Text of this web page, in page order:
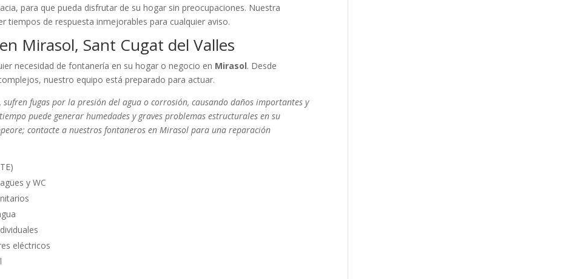
para que pueda disfrutar de su hogar sin preocupaciones. Nuestra
tiempos de respuesta inmejorables para cualquier aviso.
Mirasol, Sant Cugat del Valles
necesidad de fontanería en su hogar o negocio en Mirasol. Desde
nuestro equipo está preparado para actuar.
fugas por la presión del agua o corrosión, causando daños importantes y
puede generar humedades y graves problemas estructurales en su
contacte a nuestros fontaneros en Mirasol para una reparación
y WC
eléctricos